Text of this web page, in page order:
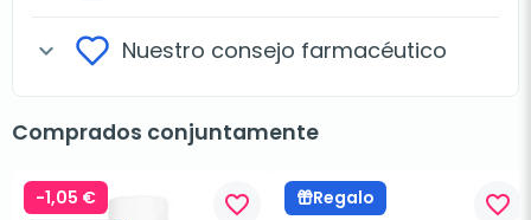
expand_more Nuestro consejo farmacéutico
Comprados conjuntamente
-1,05 €
favorite_border Regalo favorite_border